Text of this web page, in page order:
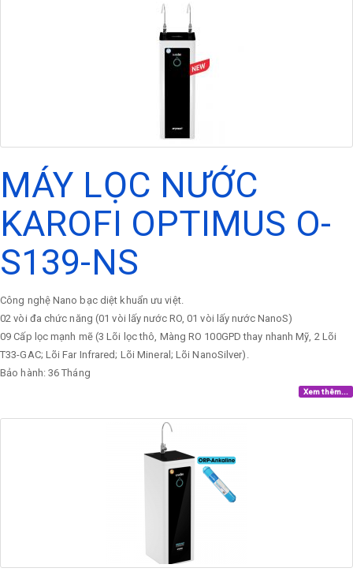
MÁY LỌC NƯỚC
KAROFI OPTIMUS O-
S139-NS
Công nghệ Nano bạc diệt khuẩn ưu việt.
02 vòi đa chức năng (01 vòi lấy nước RO, 01 vòi lấy nước NanoS)
09 Cấp lọc mạnh mẽ (3 Lõi lọc thô, Màng RO 100GPD thay nhanh Mỹ, 2 Lõi
T33-GAC; Lõi Far Infrared; Lõi Mineral; Lõi NanoSilver).
Bảo hành: 36 Tháng
Xem thêm...